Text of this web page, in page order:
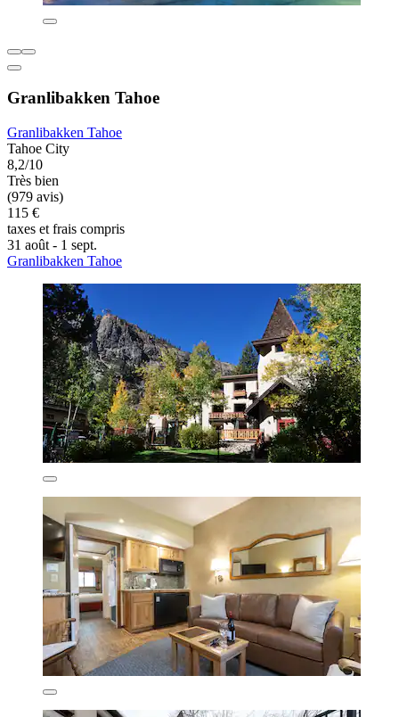
Granlibakken Tahoe
Granlibakken Tahoe
Tahoe City
8,2/10
Très bien
(979 avis)
115 €
taxes et frais compris
31 août - 1 sept.
Granlibakken Tahoe